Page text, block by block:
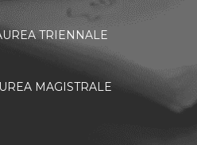
TRIENNALE
MAGISTRALE